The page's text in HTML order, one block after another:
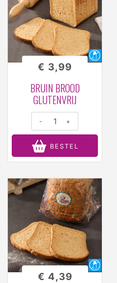
BRUIN BROOD
GLUTENVRIJ
€ 3,99
- +
BESTEL
€ 4,39